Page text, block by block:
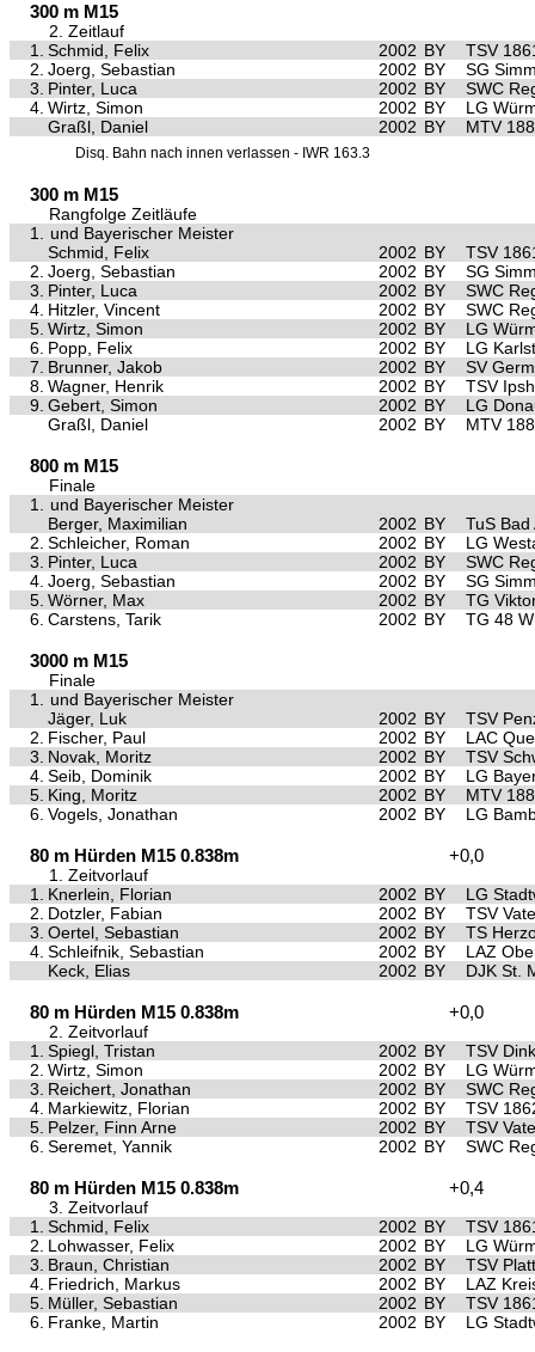
300 m M15
2. Zeitlauf
1.
Schmid, Felix 2002 BY
TSV
2. Joerg, Sebastian 2002 BY
SG
3. Pinter, Luca 2002 BY
SWC
4. Wirtz, Simon 2002 BY
LG
Graßl, Daniel
2002 BY MTV
Disq. Bahn nach innen verlassen - IWR 163.3
300 m M15
Rangfolge Zeitläufe
1.
und Bayerischer Meister
Schmid, Felix
2002 BY
TSV
2. Joerg, Sebastian 2002 BY
SG
3. Pinter, Luca 2002 BY
SWC
4. Hitzler, Vincent 2002 BY
SWC
5. Wirtz, Simon 2002 BY
LG
6. Popp, Felix 2002 BY
LG
7. Brunner, Jakob 2002 BY
SV
8. Wagner, Henrik 2002 BY
TSV
9. Gebert, Simon 2002 BY
LG
Graßl, Daniel
2002 BY MTV
800 m M15
Finale
1.
und Bayerischer Meister
Berger, Maximilian
2002 BY
TuS Bad
2. Schleicher, Roman 2002 BY
LG
3. Pinter, Luca 2002 BY
SWC
4. Joerg, Sebastian 2002 BY
SG
5. Wörner, Max 2002 BY
TG
6. Carstens, Tarik 2002 BY TG 48
3000 m M15
Finale
1.
und Bayerischer Meister
Jäger, Luk
2002 BY
TSV
2. Fischer, Paul 2002 BY
LAC
3. Novak, Moritz 2002 BY
TSV
4. Seib, Dominik 2002 BY
LG
5. King, Moritz 2002 BY
MTV
6. Vogels, Jonathan 2002 BY LG
80 m Hürden M15 0.838m +0,0
1. Zeitvorlauf
1.
Knerlein, Florian 2002 BY
LG
2. Dotzler, Fabian 2002 BY
TSV
3. Oertel, Sebastian 2002 BY
TS
4. Schleifnik, Sebastian 2002 BY
LAZ
Keck, Elias
2002 BY DJK St.
80 m Hürden M15 0.838m +0,0
2. Zeitvorlauf
1.
Spiegl, Tristan 2002 BY
TSV
2. Wirtz, Simon 2002 BY
LG
3. Reichert, Jonathan 2002 BY
SWC
4. Markiewitz, Florian 2002 BY
TSV
5. Pelzer, Finn Arne 2002 BY
TSV
6. Seremet, Yannik 2002 BY SWC
80 m Hürden M15 0.838m +0,4
3. Zeitvorlauf
1.
Schmid, Felix 2002 BY
TSV
2. Lohwasser, Felix 2002 BY
LG
3. Braun, Christian 2002 BY
TSV
4. Friedrich, Markus 2002 BY
LAZ
5. Müller, Sebastian 2002 BY
TSV
6. Franke, Martin 2002 BY LG